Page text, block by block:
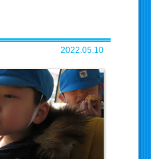
2022.05.10